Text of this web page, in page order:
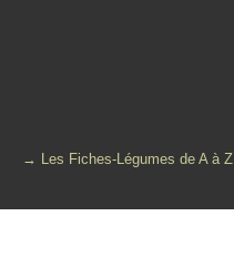
→ Les Fiches-Légumes de A à Z